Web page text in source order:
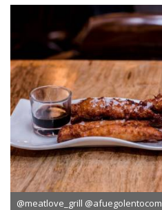
@meatlove_grill @afuegolentocom